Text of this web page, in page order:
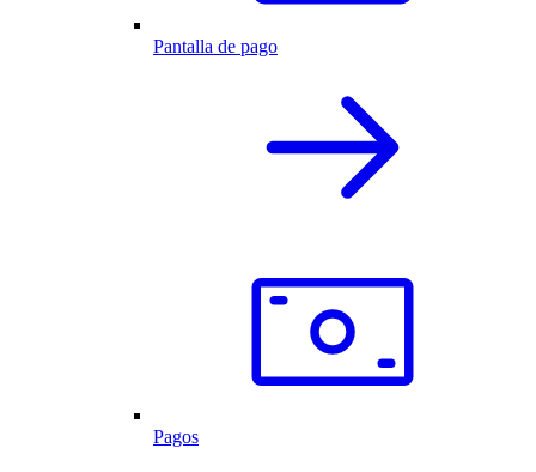
Pantalla de pago
Pagos